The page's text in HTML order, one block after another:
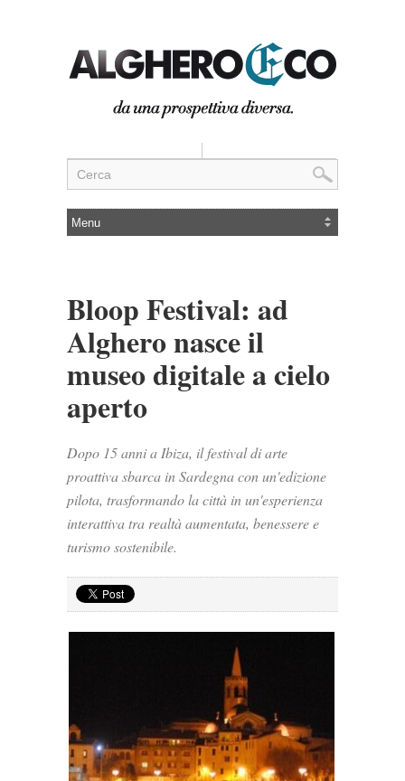
Bloop Festival: ad
Alghero nasce il
museo digitale a cielo
aperto
Dopo 15 anni a Ibiza, il festival di arte
proattiva sbarca in Sardegna con un'edizione
pilota, trasformando la città in un'esperienza
interattiva tra realtà aumentata, benessere e
turismo sostenibile.